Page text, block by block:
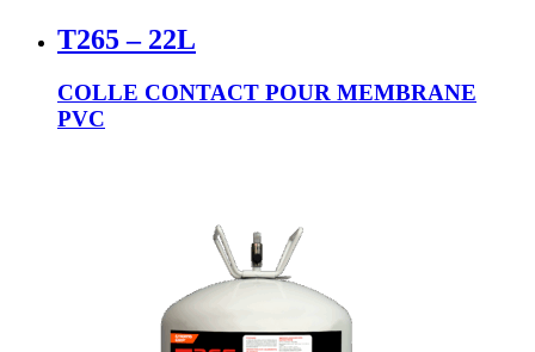
T265 – 22L
COLLE CONTACT POUR MEMBRANE
PVC